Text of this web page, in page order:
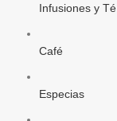
Infusiones y Té
Café
Especias